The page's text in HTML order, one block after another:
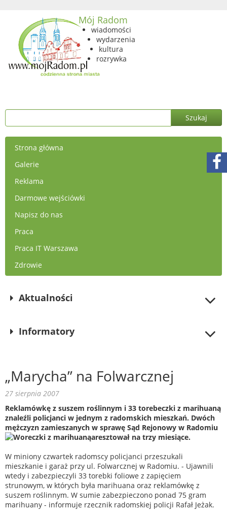
Mój Radom
wiadomości
wydarzenia
kultura
rozrywka
Strona główna
Galerie
Reklama
Darmowe wejściówki
Napisz do nas
Praca
Praca IT Warszawa
Zdrowie
Aktualności
Informatory
„Marycha” na Folwarcznej
27 sierpnia 2007
Reklamówkę z suszem roślinnym i 33 torebeczki z marihuaną
znaleźli policjanci w jednym z radomskich mieszkań. Dwóch
mężczyzn zamieszanych w sprawę Sąd Rejonowy w Radomiu
aresztował na trzy miesiące.
W miniony czwartek radomscy policjanci przeszukali
mieszkanie i garaż przy ul. Folwarcznej w Radomiu. - Ujawnili
wtedy i zabezpieczyli 33 torebki foliowe z zapięciem
strunowym, w których była marihuana oraz reklamówkę z
suszem roślinnym. W sumie zabezpieczono ponad 75 gram
marihuany - informuje rzecznik radomskiej policji Rafał Jeżak.